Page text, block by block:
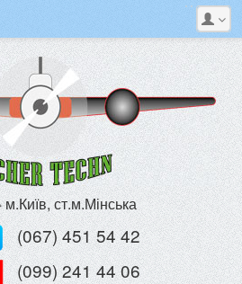
м.Київ, ст.м.Мінська
(067) 451 54 42
(099) 241 44 06